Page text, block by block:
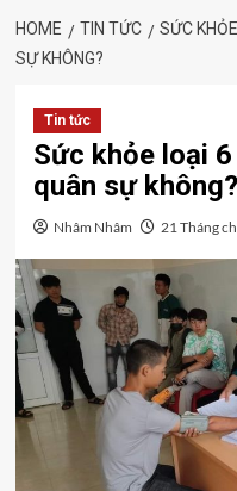
HOME TIN TỨC
SỨC
SỰ KHÔNG?
Tin tức
Sức khỏe loại
quân sự không?
Nhâm Nhâm 21 Tháng